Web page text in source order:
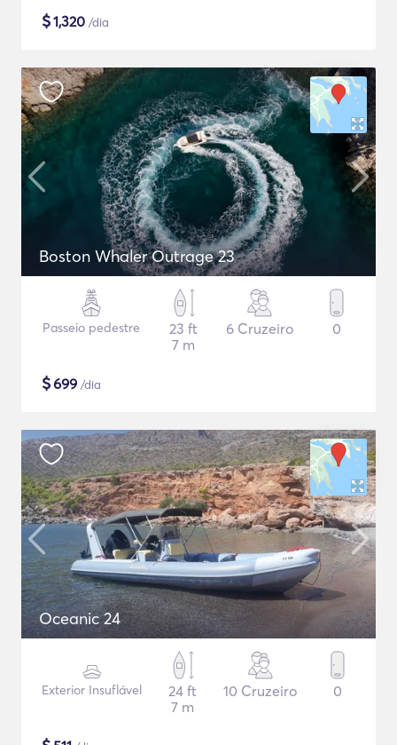
$1,320 /dia
Boston Whaler Outrage 23
Passeio pedestre
23 ft
7 m
6 Cruzeiro 0
$699 /dia
Oceanic 24
Exterior Insuflável
24 ft
7 m
10 Cruzeiro 0